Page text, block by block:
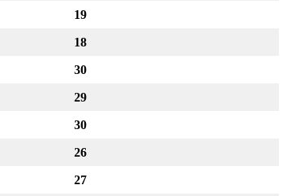
19
18
30
29
30
26
27